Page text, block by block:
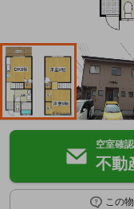
空室確
不動
この